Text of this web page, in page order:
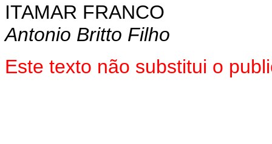
ITAMAR FRANCO
Antonio Britto Filho
Este texto não substitui o